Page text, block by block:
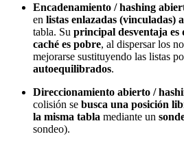
Encadenamiento / hashing
en listas enlazadas (vinculadas)
tabla. Su principal desventaja es
caché es pobre, al dispersar los
mejorarse sustituyendo las listas
autoequilibrados.
Direccionamiento abierto /
colisión se busca una posición
la misma tabla mediante un
sondeo).